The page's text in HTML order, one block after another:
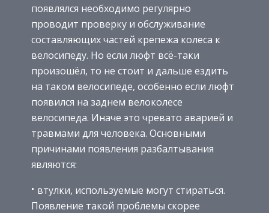
появлялся необходимо регулярно
проводит проверку и обслуживание
составляющих частей крепежа колеса к
велосипеду. Но если люфт всё-таки
произошёл, то не стоит и дальше ездить
на таком велосипеде, особенно если люфт
появился на заднем велоколесе
велосипеда. Иначе это чревато аварией и
травмами для человека. Основными
причинами появления разбалтывания
являются:
втулки, используемые могут стираться.
Появление такой проблемы скорее